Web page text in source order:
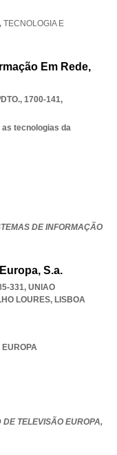
TECNOLOGIA E
Em Rede,
1700-141,
tecnologias da
DE INFORMAÇÃO
S.a.
331, UNIAO
LOURES, LISBOA
DE TELEVISÃO EUROPA,